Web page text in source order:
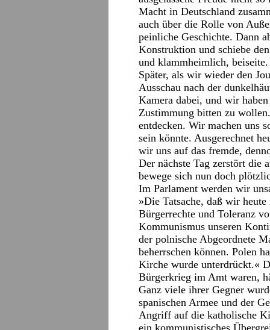
Macht in Deutschland
auch über die Rolle von
peinliche Geschichte. Dann
Konstruktion und schiebe
und klammheimlich, beiseite.
Später, als wir wieder den
Ausschau nach der
Kamera dabei, und wir
Zustimmung bitten zu
entdecken. Wir machen uns
sein könnte. Ausgerechnet
wir uns auf das fremde,
Der nächste Tag zerstört die
bewege sich nun doch
Im Parlament werden wir
»Die Tatsache, daß wir
Bürgerrechte und Toleranz
Kommunismus unseren
der polnische Abgeordnete
beherrschen können. Polen
Kirche wurde unterdrückt.«
Bürgerkrieg im Amt waren,
Ganz viele ihrer Gegner
spanischen Armee und der
Angriff auf die katholische
ein kommunistisches